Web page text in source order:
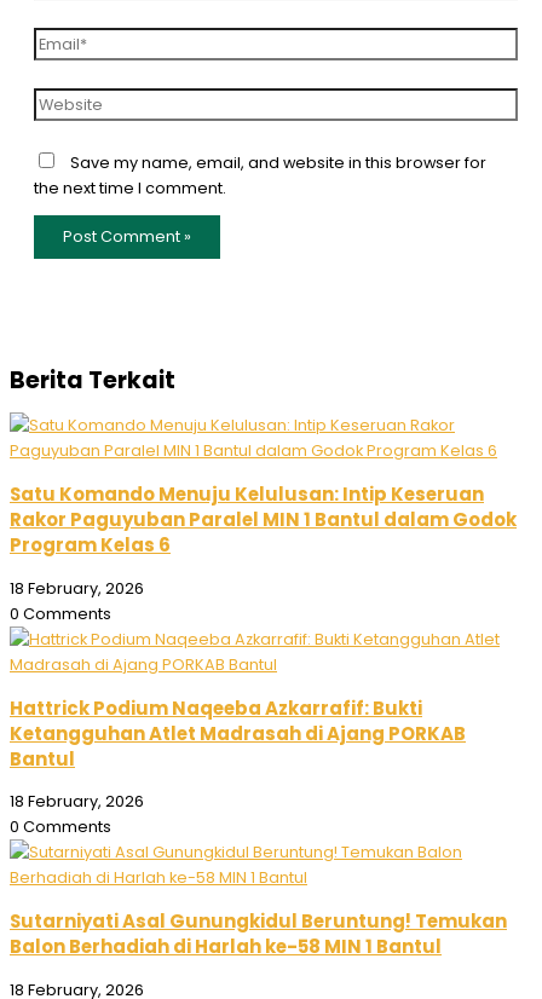
Save my name, email, and website in this browser for
the next time I comment.
Berita Terkait
Satu Komando Menuju Kelulusan: Intip Keseruan
Rakor Paguyuban Paralel MIN 1 Bantul dalam Godok
Program Kelas 6
18 February, 2026
0 Comments
Hattrick Podium Naqeeba Azkarrafif: Bukti
Ketangguhan Atlet Madrasah di Ajang PORKAB
Bantul
18 February, 2026
0 Comments
Sutarniyati Asal Gunungkidul Beruntung! Temukan
Balon Berhadiah di Harlah ke-58 MIN 1 Bantul
18 February, 2026